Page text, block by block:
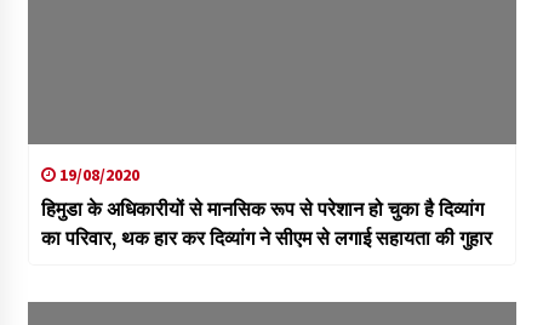
19/08/2020
हिमुडा के अधिकारीयों से मानसिक रूप से परेशान हो चुका है दिव्यांग
का परिवार, थक हार कर दिव्यांग ने सीएम से लगाई सहायता की गुहार